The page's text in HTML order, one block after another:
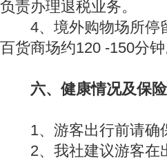
负责办理退税业务。
4、境外购物场所停
百货商场约120 -150分钟
六、健康情况及保险
1、游客出行前请确
2、我社建议游客在